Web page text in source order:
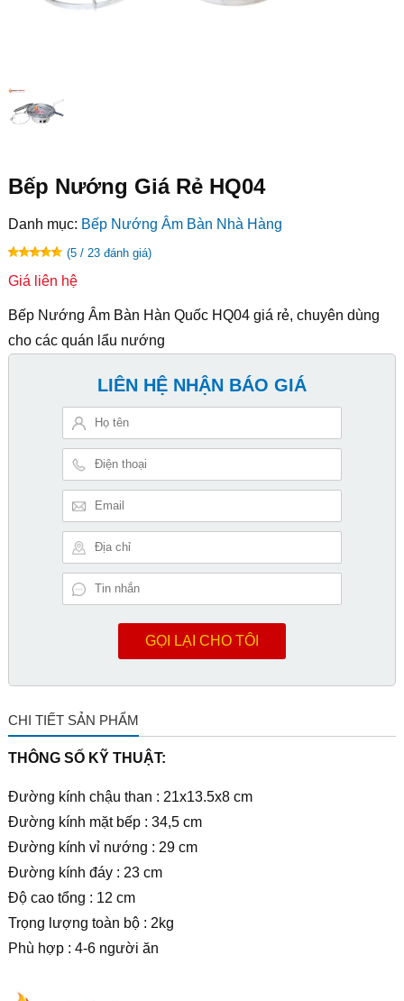
Bếp Nướng Giá Rẻ HQ04
Danh mục: Bếp Nướng Âm Bàn Nhà Hàng
(5 / 23 đánh giá)
Giá liên hệ
Bếp Nướng Âm Bàn Hàn Quốc HQ04 giá rẻ, chuyên dùng
cho các quán lẩu nướng
LIÊN HỆ NHẬN BÁO GIÁ
GỌI LẠI CHO TÔI
CHI TIẾT SẢN PHẨM
THÔNG SỐ KỸ THUẬT:
Đường kính chậu than : 21x13.5x8 cm
Đường kính mặt bếp : 34,5 cm
Đường kính vỉ nướng : 29 cm
Đường kính đáy : 23 cm
Độ cao tổng : 12 cm
Trọng lượng toàn bộ : 2kg
Phù hợp : 4-6 người ăn